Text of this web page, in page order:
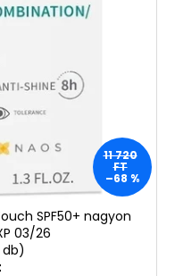
11 720
FT
–68 %
SPF50+ nagyon
03/26